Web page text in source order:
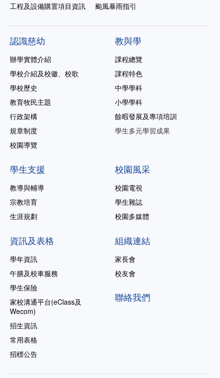
工程及設備購置項目資訊
颱風暴雨指引
認識慈幼
辦學實體介紹
學校介紹及校徽、校歌
學校歷史
教育牧民主題
行政架構
規章制度
校園導覽
教與學
課程總覽
課程特色
中學學科
小學學科
餘暇發展及專項培訓
學生多元學習成果
學生支援
教導與輔導
宗教培育
生涯規劃
校園風采
校園電視
學生雜誌
校園多媒體
資訊及表格
學年資訊
午膳及校車服務
學生保險
家校溝通平台(eClass及
Wecom)
招生資訊
常用表格
招標公告
組織連結
家長會
校友會
聯絡我們